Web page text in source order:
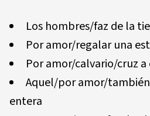
Los hombres/faz de la
Por amor/regalar una
Por amor/calvario/cruz a
Aquel/por amor/
entera